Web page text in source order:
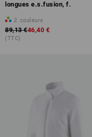
longues e.s.fusion, f.
2 couleurs
89,13 €46,40 €
(TTC)